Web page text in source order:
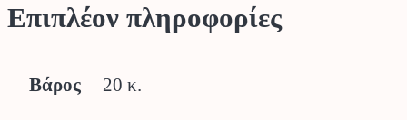
Επιπλέον πληροφορίες
Βάρος 20 κ.